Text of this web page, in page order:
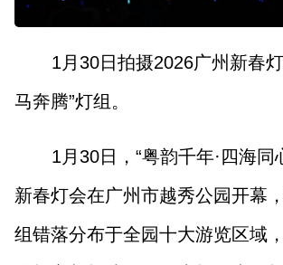
1月30日拍摄2026广州新春
马奔腾”灯组。
1月30日，“粤韵千年·四海同
新春灯会在广州市越秀公园开幕
组错落分布于全园十大游览区域